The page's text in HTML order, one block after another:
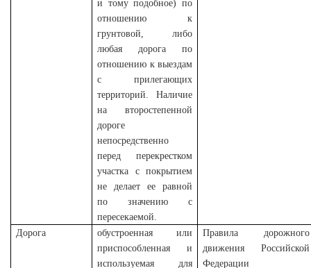
и тому подобное) по
отношению к
грунтовой, либо
любая дорога по
отношению к выездам
с прилегающих
территорий. Наличие
на второстепенной
дороге
непосредственно
перед перекрестком
участка с покрытием
не делает ее равной
по значению с
пересекаемой.
Дорога
обустроенная или
приспособленная и
используемая для
Правила дорожного
движения Российской
Федерации